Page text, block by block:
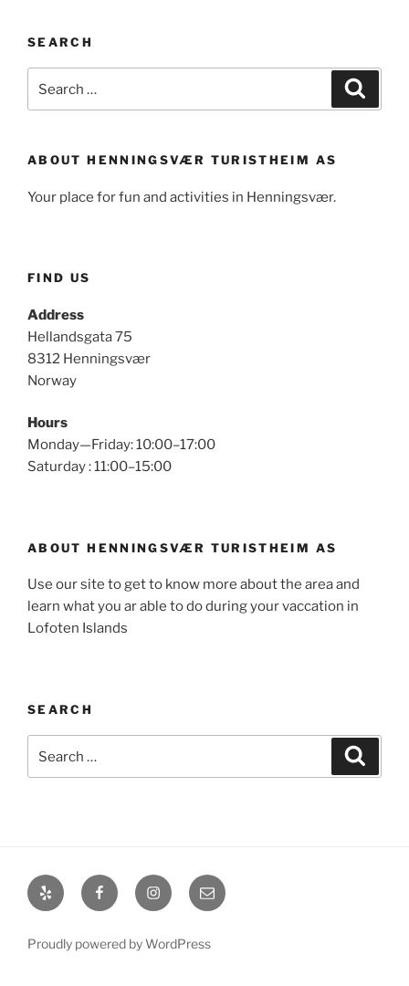
SEARCH
for:
ABOUT HENNINGSVÆR TURISTHEIM AS
Your place for fun and activities in Henningsvær.
FIND US
Address
Hellandsgata 75
8312 Henningsvær
Norway
Hours
Monday—Friday: 10:00–17:00
Saturday : 11:00–15:00
ABOUT HENNINGSVÆR TURISTHEIM AS
Use our site to get to know more about the area and
learn what you ar able to do during your vaccation in
Lofoten Islands
SEARCH
for:
Yelp FacebookInstagramEmail
Proudly powered by WordPress